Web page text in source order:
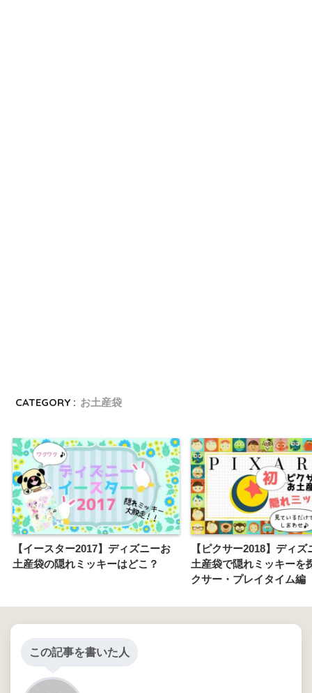
CATEGORY : お土産袋
【イースター2017】ディズニーお
土産袋の隠れミッキーはどこ？
【ピクサー2018】ディズ
土産袋で隠れミッキーを
クサー・プレイタイム編
この記事を書いた人